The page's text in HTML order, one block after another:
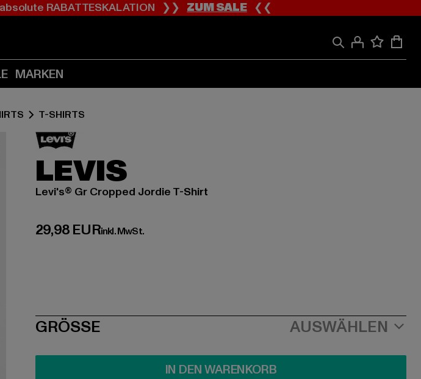
Zum
(Enter
drücken)
Zum
(Enter
drücken)
RABATTESKALATION ❯❯ZUM SALE❮❮
MARKEN
T-SHIRTS
LEVIS
Levi's® Gr Cropped Jordie T-Shirt
29,98 EUR
Derzeitiger Preis: 29,98 EUR
inkl. MwSt.
SIZE
GRÖSSE AUSWÄHLEN
IN DEN WARENKORB